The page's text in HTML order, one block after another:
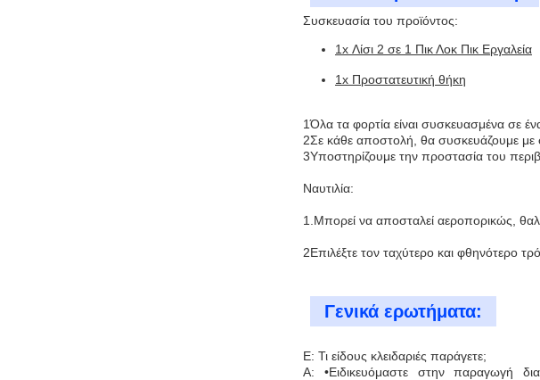
Συσκευασία του προϊόντος:
1x Λίσι 2 σε 1 Πικ Λοκ Πικ Εργαλεία
1x Προστατευτική θήκη
1Όλα τα φορτία είναι συσκευασμένα σε
2Σε κάθε αποστολή, θα συσκευάζουμε με
3Υποστηρίζουμε την προστασία του
Ναυτιλία:
1.Μπορεί να αποσταλεί αεροπορικώς,
2Επιλέξτε τον ταχύτερο και φθηνότερο
Γενικά ερωτήματα:
Ε: Τι είδους κλειδαριές παράγετε;
Α: •Ειδικευόμαστε στην παραγωγή